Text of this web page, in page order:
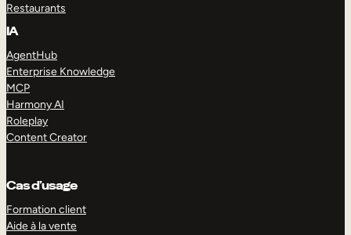
Restaurants
IA
AgentHub
Enterprise Knowledge
MCP
Harmony AI
Roleplay
Content Creator
Cas d’usage
Formation client
Aide à la vente